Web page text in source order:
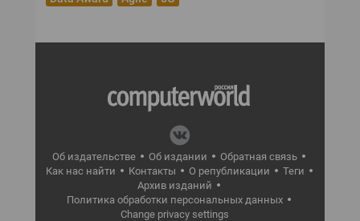
Об издательстве Об издании
Обратная связь
Как нас найти
Контакты О републикации
Теги
Архив изданий
Политика обработки персональных данных
Change privacy settings